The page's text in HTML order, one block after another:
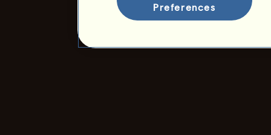
Preferences